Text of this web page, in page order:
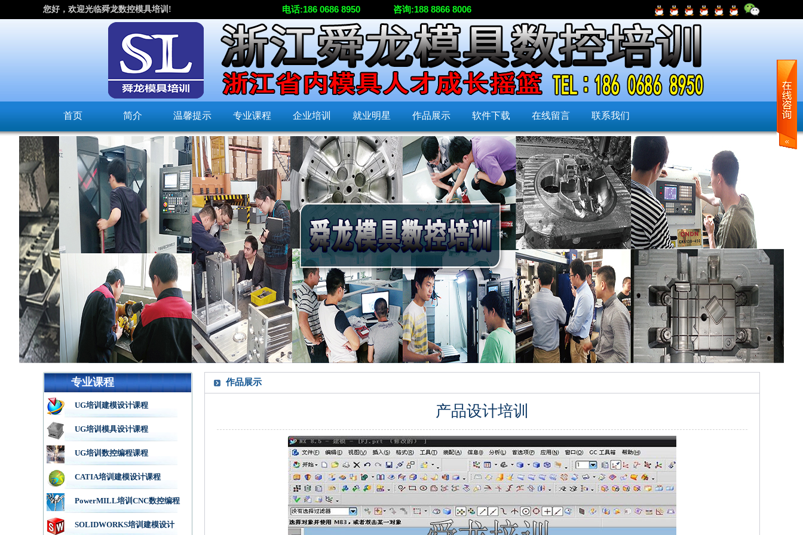
您好，欢迎光临舜龙数控模具培训! 电话:186 0686 8950 咨询:188 8866 8006
首页 简介 温馨提示 专业课程 企业培训 就业明星 作品展示 软件下载 在线留言 联系我们
专业课程
UG培训建模设计课程
UG培训模具设计课程
UG培训数控编程课程
CATIA培训建模设计课程
PowerMILL培训CNC数控编程
SOLIDWORKS培训建模设计
作品展示
产品设计培训